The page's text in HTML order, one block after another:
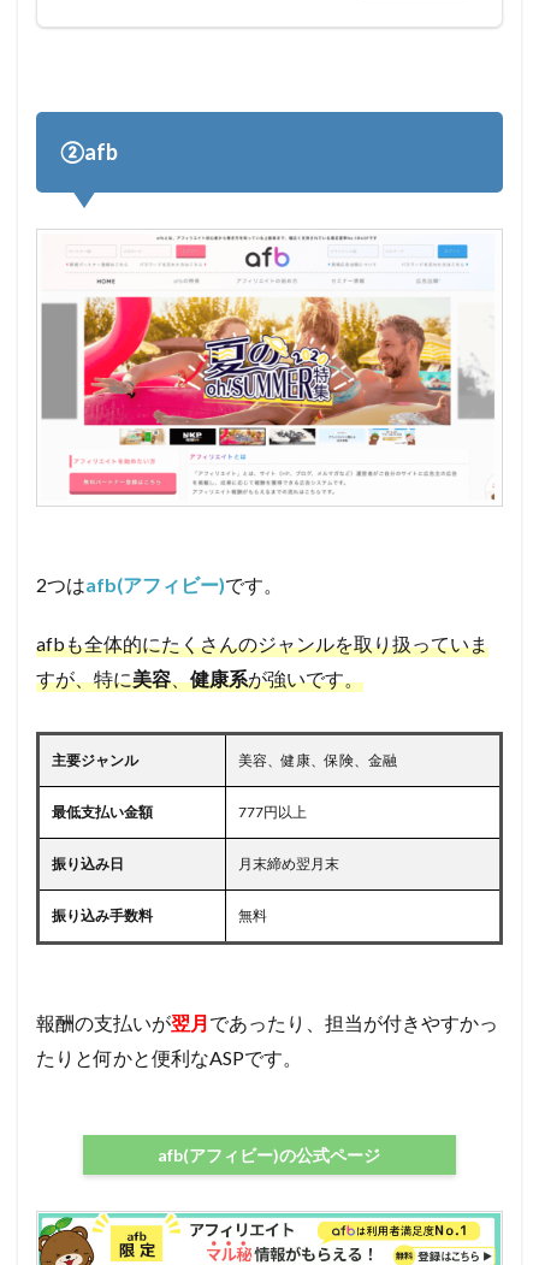
②afb
2つはafb(アフィビー)です。
afbも全体的にたくさんのジャンルを取り扱っていま
すが、特に美容、健康系が強いです。
主要ジャンル 美容、健康、保険、金融
最低支払い金額 777円以上
振り込み日 月末締め翌月末
振り込み手数料 無料
報酬の支払いが翌月であったり、担当が付きやすかっ
たりと何かと便利なASPです。
afb(アフィビー)の公式ページ